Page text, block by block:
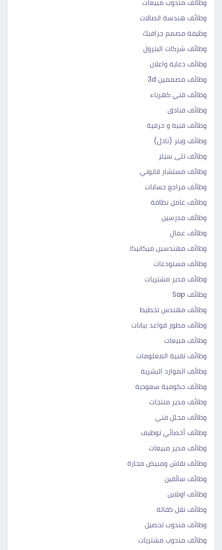
وظائف مندوب مبيعات
وظائف هندسة اتصالات
وظيفة مصمم جرافيك
وظائف شركات البترول
وظائف دعاية واعلان
وظائف مصممين 3d
وظائف فني كهرباء
وظائف فنادق
وظائف فنية و حرفية
وظائف ويتر (نادل)
وظائف تلى سيلز
وظائف مستشار قانوني
وظائف مراجع حسابات
وظائف عامل نظافة
وظائف مدرسين
وظائف عمال
وظائف مهندسين ميكانيكا
وظائف مستودعات
وظائف مدير مشتريات
وظائف Sap
وظائف مهندس تخطيط
وظائف مطور قواعد بيانات
وظائف مبيعات
وظائف تقنية المعلومات
وظائف الموارد البشرية
وظائف حكومية سعودية
وظائف مدير منتجات
وظائف محلل فني
وظائف أخصائي توظيف
وظائف مدير مبيعات
وظائف نقاش ومبيض محارة
وظائف سائقين
وظائف اونلاين
وظائف نقل كفالة
وظائف مندوب تحصيل
وظائف مندوب مشتريات